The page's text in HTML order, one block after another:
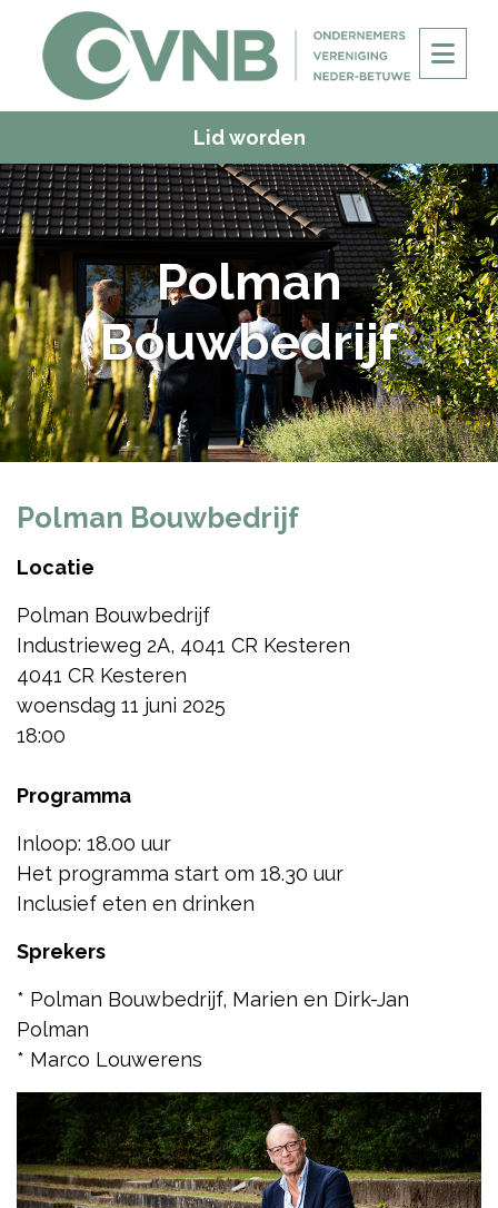
Lid worden
Polman
Bouwbedrijf
Polman Bouwbedrijf
Locatie
Polman Bouwbedrijf
Industrieweg 2A, 4041 CR Kesteren
4041 CR Kesteren
woensdag 11 juni 2025
18:00
Programma
Inloop: 18.00 uur
Het programma start om 18.30 uur
Inclusief eten en drinken
Sprekers
* Polman Bouwbedrijf, Marien en Dirk-Jan
Polman
* Marco Louwerens